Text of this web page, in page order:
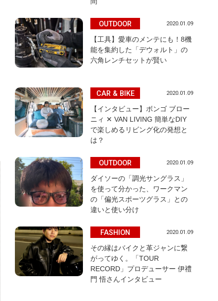
OUTDOOR 2020.01.09
【工具】愛車のメンテにも！8機
能を集約した「デウォルト」の
六角レンチセットが賢い
CAR & BIKE 2020.01.09
【インタビュー】ボンゴ ブロー
ニィ ✕ VAN LIVING 簡単なDIY
で楽しめるリビング化の発想と
は？
OUTDOOR 2020.01.09
ダイソーの「調光サングラス」
を使って分かった、ワークマン
の「偏光スポーツグラス」との
違いと使い分け
FASHION 2020.01.09
その縁はバイクと革ジャンに繋
がってゆく。「TOUR
RECORD」プロデューサー 伊禮
門 悟さんインタビュー